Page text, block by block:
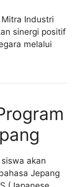
Industri
sinergi positif
melalui
akan
Jepang